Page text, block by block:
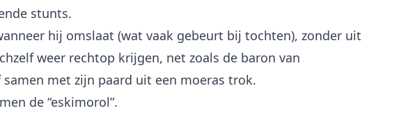
stunts.
hij omslaat (wat vaak gebeurt bij tochten), zonder uit
weer rechtop krijgen, net zoals de baron van
samen met zijn paard uit een moeras trok.
de “eskimorol”.